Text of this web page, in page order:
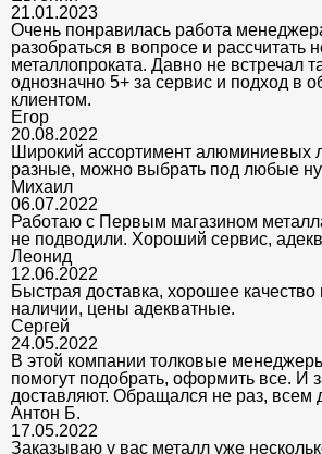
21.01.2023
Очень понравилась работа
разобраться в вопросе и рассчитать
металлопроката. Давно не встречал
однозначно 5+ за сервис и подход в
клиентом.
Егор
20.08.2022
Широкий ассортимент алюминиевых
разные, можно выбрать под любые
Михаил
06.07.2022
Работаю с Первым магазином
не подводили. Хороший сервис,
Леонид
12.06.2022
Быстрая доставка, хорошее качество
наличии, цены адекватные.
Сергей
24.05.2022
В этой компании толковые
помогут подобрать, оформить все. И
доставляют. Обращался не раз, всем
Антон Б.
17.05.2022
Заказываю у вас металл уже